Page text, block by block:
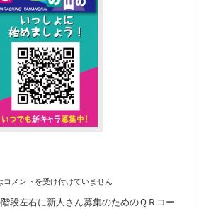
コメントを受け付けていません
段左右に新人さん募集のためのＱＲコー